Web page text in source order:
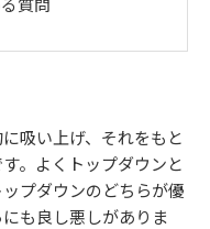
吸い上げ、それをもと
。よくトップダウンと
プダウンのどちらが優
も良し悪しがありま